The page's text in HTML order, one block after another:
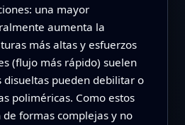
una mayor
aumenta la
más altas y esfuerzos
(flujo más rápido) suelen
disueltas pueden debilitar o
poliméricas. Como estos
formas complejas y no